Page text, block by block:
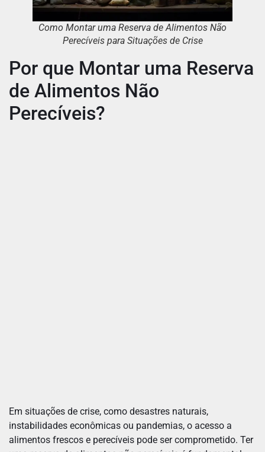
Como Montar uma Reserva de Alimentos Não
Perecíveis para Situações de Crise
Por que Montar uma Reserva
de Alimentos Não
Perecíveis?
Em situações de crise, como desastres naturais,
instabilidades econômicas ou pandemias, o acesso a
alimentos frescos e perecíveis pode ser comprometido. Ter